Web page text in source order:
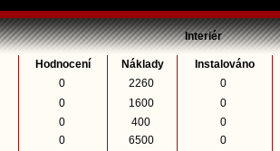
Interiér
Hodnocení Náklady Instalováno
0 2260 0
0 1600 0
0 400 0
0 6500 0